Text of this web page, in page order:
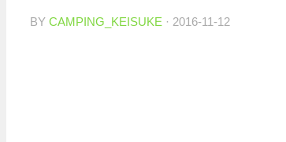
BY CAMPING_KEISUKE · 2016-11-12